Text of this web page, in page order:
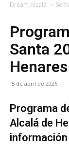
Dream Alcalá
Santa
Henares
5 de abril de 2026
Programa
Alcalá de